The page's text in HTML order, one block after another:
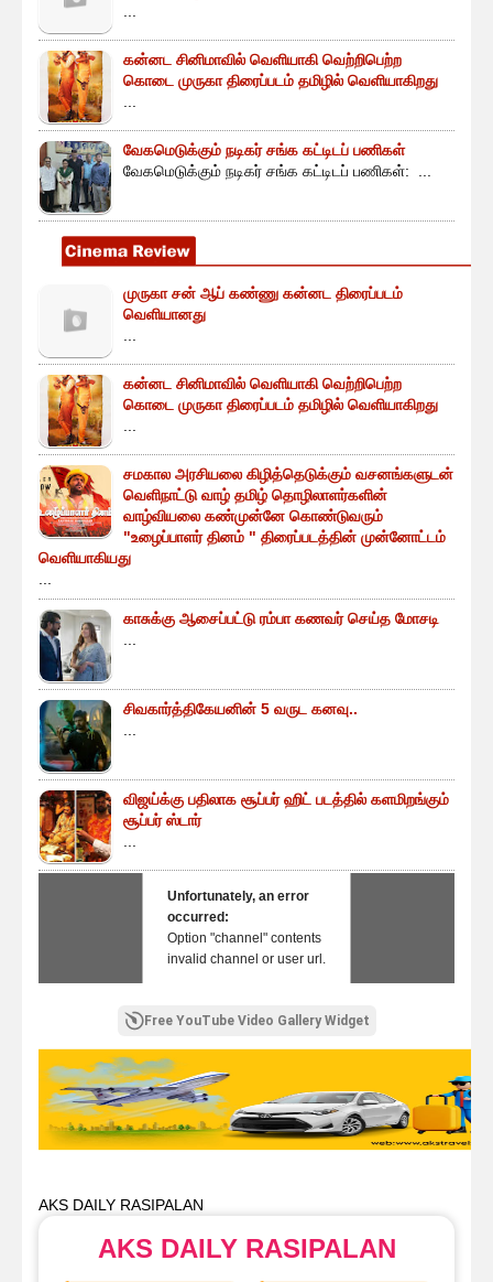
கன்னட சினிமாவில் வெளியாகி வெற்றிபெற்ற
கொடை முருகா திரைப்படம் தமிழில் வெளியாகிறது
வேகமெடுக்கும் நடிகர் சங்க கட்டிடப் பணிகள்
வேகமெடுக்கும் நடிகர் சங்க கட்டிடப் பணிகள்: ...
முருகா சன் ஆப் கண்ணு கன்னட திரைப்படம்
வெளியானது
கன்னட சினிமாவில் வெளியாகி வெற்றிபெற்ற
கொடை முருகா திரைப்படம் தமிழில் வெளியாகிறது
சமகால அரசியலை கிழித்தெடுக்கும் வசனங்களுடன்
வெளிநாட்டு வாழ் தமிழ் தொழிலாளர்களின்
வாழ்வியலை கண்முன்னே கொண்டுவரும்
"உழைப்பாளர் தினம் " திரைப்படத்தின் முன்னோட்டம்
வெளியாகியது
காசுக்கு ஆசைப்பட்டு ரம்பா கணவர் செய்த மோசடி
சிவகார்த்திகேயனின் 5 வருட கனவு..
விஜய்க்கு பதிலாக சூப்பர் ஹிட் படத்தில் களமிறங்கும்
சூப்பர் ஸ்டார்
Unfortunately, an error
occurred:
Option "channel" contents
invalid channel or user url.
Free YouTube Video Gallery Widget
AKS DAILY RASIPALAN
AKS DAILY RASIPALAN